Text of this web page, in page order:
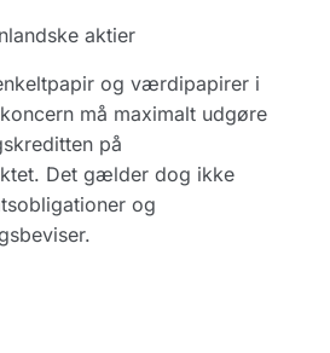
aktier
og værdipapirer i
må maximalt udgøre
på
Det gælder dog ikke
og